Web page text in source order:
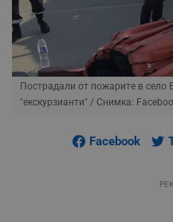
Пострадали от пожарите в село
"екскурзианти" / Снимка:
Facebook